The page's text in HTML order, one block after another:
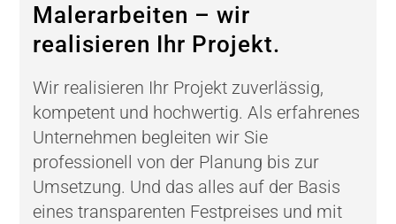
Malerarbeiten – wir
realisieren Ihr Projekt.
Wir realisieren Ihr Projekt zuverlässig,
kompetent und hochwertig. Als erfahrenes
Unternehmen begleiten wir Sie
professionell von der Planung bis zur
Umsetzung. Und das alles auf der Basis
eines transparenten Festpreises und mit